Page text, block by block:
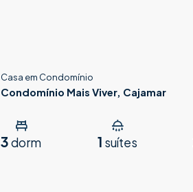
Casa em Condomínio
Condomínio Mais Viver, Cajamar
3 dorm 1 suítes